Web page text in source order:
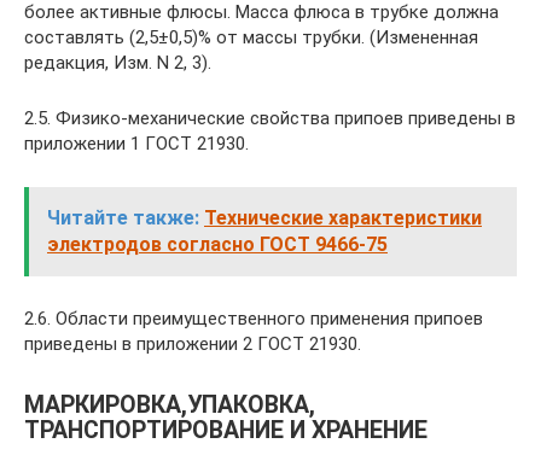
более активные флюсы. Масса флюса в трубке должна
составлять (2,5±0,5)% от массы трубки. (Измененная
редакция, Изм. N 2, 3).
2.5. Физико-механические свойства припоев приведены в
приложении 1 ГОСТ 21930.
Читайте также: Технические характеристики
электродов согласно ГОСТ 9466-75
2.6. Области преимущественного применения припоев
приведены в приложении 2 ГОСТ 21930.
МАРКИРОВКА,УПАКОВКА,
ТРАНСПОРТИРОВАНИЕ И ХРАНЕНИЕ